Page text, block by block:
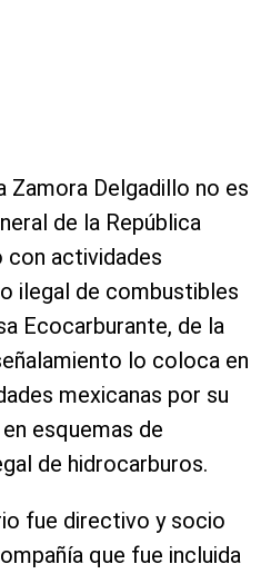
Zamora Delgadillo no es
de la República
con actividades
ilegal de combustibles
Ecocarburante, de la
lo coloca en
mexicanas por su
esquemas de
de hidrocarburos.
fue directivo y socio
que fue incluida